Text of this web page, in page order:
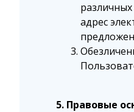
адрес
5. Правовые